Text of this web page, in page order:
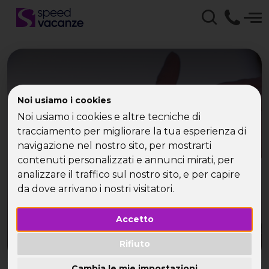
Noi usiamo i cookies
Noi usiamo i cookies e altre tecniche di
tracciamento per migliorare la tua esperienza di
navigazione nel nostro sito, per mostrarti
contenuti personalizzati e annunci mirati, per
analizzare il traffico sul nostro sito, e per capire
da dove arrivano i nostri visitatori.
Accetto
Rifiuto
Crociere di Capodanno
per single nel
Mediterraneo
Crociere Capodanno Mediterraneo con Speed
Vacanze: l'unica vacanza indimenticabile!!